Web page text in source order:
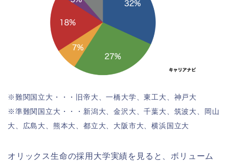
※難関国立大・・・旧帝大、一橋大学、東工大、神戸大
※準難関国立大・・・新潟大、金沢大、千葉大、筑波大、岡山
大、広島大、熊本大、都立大、大阪市大、横浜国立大
オリックス生命の採用大学実績を見ると、ボリューム